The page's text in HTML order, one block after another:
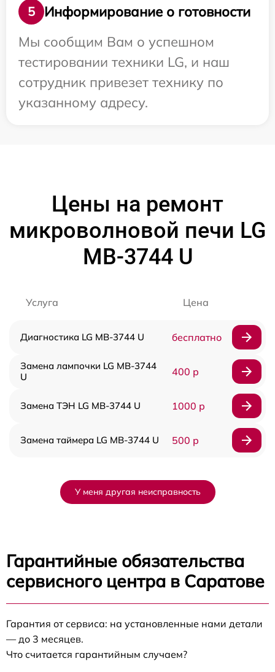
5
Информирование о готовности
Мы сообщим Вам о успешном
тестировании техники LG, и наш
сотрудник привезет технику по
указанному адресу.
Цены на ремонт
микроволновой печи LG
MB-3744 U
Услуга Цена
Диагностика LG MB-3744 U бесплатно
Замена лампочки LG MB-3744
U
400 р
Замена ТЭН LG MB-3744 U 1000 р
Замена таймера LG MB-3744 U 500 р
У меня другая неисправность
Гарантийные обязательства
сервисного центра в Саратове
Гарантия от сервиса: на установленные нами детали
— до 3 месяцев.
Что считается гарантийным случаем?